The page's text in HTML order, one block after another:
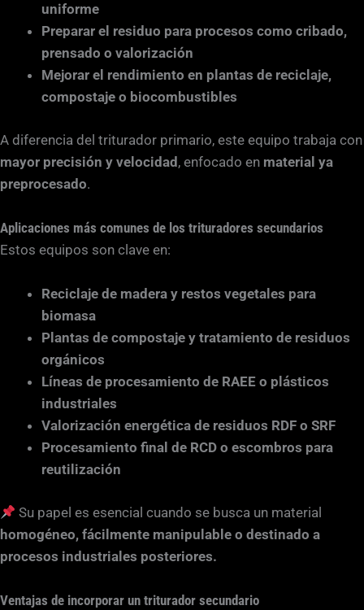
uniforme
Preparar el residuo para procesos como cribado,
prensado o valorización
Mejorar el rendimiento en plantas de reciclaje,
compostaje o biocombustibles
A diferencia del triturador primario, este equipo trabaja con
mayor precisión y velocidad, enfocado en material ya
preprocesado.
Aplicaciones más comunes de los trituradores secundarios
Estos equipos son clave en:
Reciclaje de madera y restos vegetales para
biomasa
Plantas de compostaje y tratamiento de residuos
orgánicos
Líneas de procesamiento de RAEE o plásticos
industriales
Valorización energética de residuos RDF o SRF
Procesamiento final de RCD o escombros para
reutilización
Su papel es esencial cuando se busca un material
homogéneo, fácilmente manipulable o destinado a
procesos industriales posteriores.
Ventajas de incorporar un triturador secundario